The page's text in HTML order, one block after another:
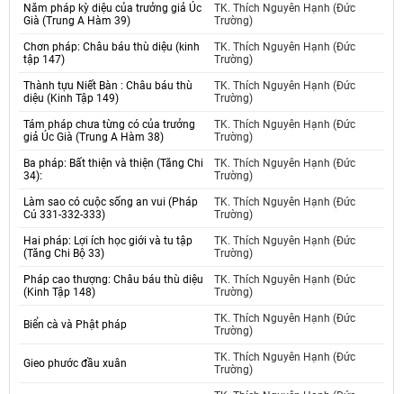
Năm pháp kỳ diệu của trưởng giả Úc
Già (Trung A Hàm 39)
TK. Thích Nguyên Hạnh (Đức
Trường)
Chơn pháp: Châu báu thù diệu (kinh
tập 147)
TK. Thích Nguyên Hạnh (Đức
Trường)
Thành tựu Niết Bàn : Châu báu thù
diệu (Kinh Tập 149)
TK. Thích Nguyên Hạnh (Đức
Trường)
Tám pháp chưa từng có của trưởng
giả Úc Già (Trung A Hàm 38)
TK. Thích Nguyên Hạnh (Đức
Trường)
Ba pháp: Bất thiện và thiện (Tăng Chi
34):
TK. Thích Nguyên Hạnh (Đức
Trường)
Làm sao có cuộc sống an vui (Pháp
Cú 331-332-333)
TK. Thích Nguyên Hạnh (Đức
Trường)
Hai pháp: Lợi ích học giới và tu tập
(Tăng Chi Bộ 33)
TK. Thích Nguyên Hạnh (Đức
Trường)
Pháp cao thượng: Châu báu thù diệu
(Kinh Tập 148)
TK. Thích Nguyên Hạnh (Đức
Trường)
Biển cà và Phật pháp
TK. Thích Nguyên Hạnh (Đức
Trường)
Gieo phước đầu xuân
TK. Thích Nguyên Hạnh (Đức
Trường)